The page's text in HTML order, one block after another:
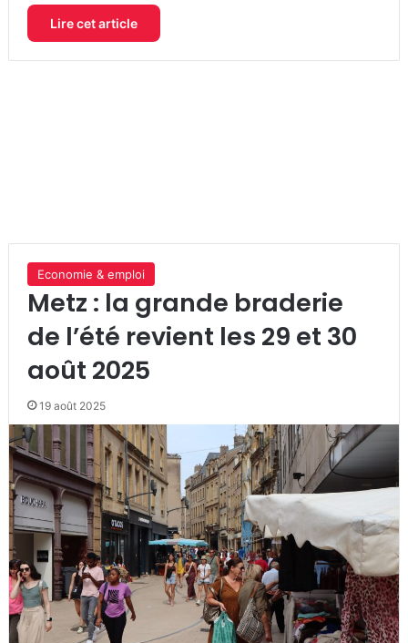
Lire cet article
Economie & emploi
Metz : la grande braderie
de l’été revient les 29 et 30
août 2025
19 août 2025